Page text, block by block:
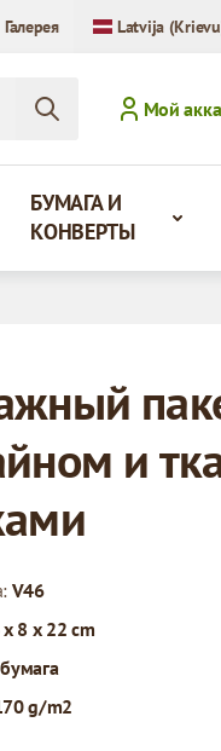
Галерея Latvija
Мой
БУМАГА И
КОНВЕРТЫ
и
V46
8 x 22 cm
бумага
g/m2